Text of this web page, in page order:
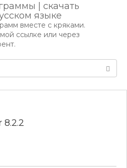
| скачать
языке
вместе с кряками.
ссылке или через